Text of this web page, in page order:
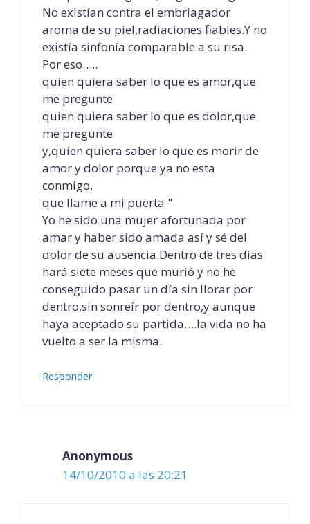
No existían contra el embriagador
aroma de su piel,radiaciones fiables.Y no
existía sinfonía comparable a su risa.
Por eso…..
quien quiera saber lo que es amor,que
me pregunte
quien quiera saber lo que es dolor,que
me pregunte
y,quien quiera saber lo que es morir de
amor y dolor porque ya no esta
conmigo,
que llame a mi puerta "
Yo he sido una mujer afortunada por
amar y haber sido amada así y sé del
dolor de su ausencia.Dentro de tres días
hará siete meses que murió y no he
conseguido pasar un día sin llorar por
dentro,sin sonreír por dentro,y aunque
haya aceptado su partida….la vida no ha
vuelto a ser la misma.
Responder
Anonymous
14/10/2010 a las 20:21